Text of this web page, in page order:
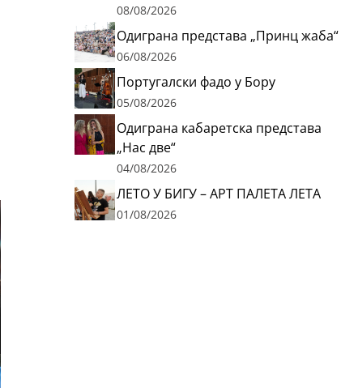
08/08/2026
Одиграна представа „Принц жаба“
06/08/2026
Португалски фадо у Бору
05/08/2026
Одиграна кабаретска представа
„Нас две“
04/08/2026
ЛЕТО У БИГУ – АРТ ПАЛЕТА ЛЕТА
01/08/2026